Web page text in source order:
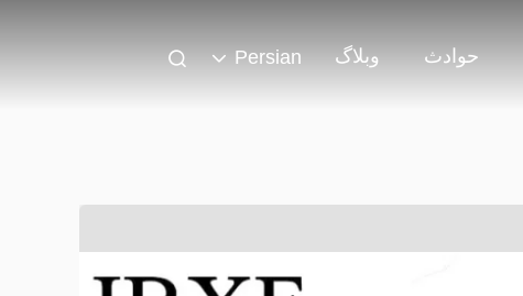
حوادث وبلاگ Persian